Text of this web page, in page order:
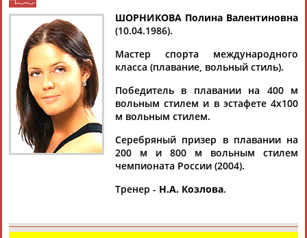
Найдено: 13181персон Расширенный поиск
Аслаудин
АБАЕВ
Елена
АБАИМОВА
Мария
АБАКУМОВА
Юлия
АБАЛАКИНА
АБАСОВА
АБАЧАРАЕВ
АБАШИДЗЕ
Плавание
ШОРНИКОВА Полина Валентиновна
(10.04.1986).
Мастер спорта международного
класса (плавание, вольный стиль).
Победитель в плавании на 400 м
вольным стилем и в эстафете 4х100
м вольным стилем.
Серебряный призер в плавании на
200 м и 800 м вольным стилем
чемпионата России (2004).
Тренер - Н.А. Козлова.